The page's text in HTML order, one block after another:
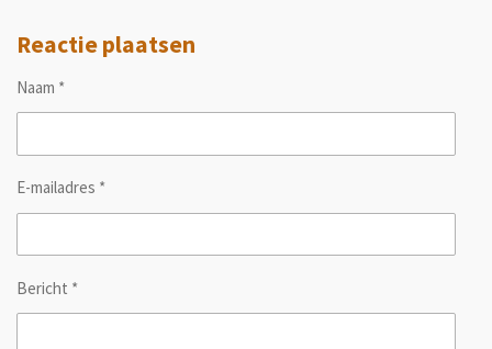
Reactie plaatsen
Naam *
E-mailadres *
Bericht *